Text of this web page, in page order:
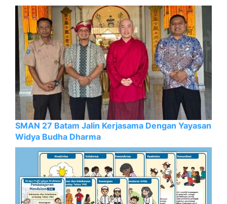
SMAN 27 Batam Jalin Kerjasama Dengan Yayasan
Widya Budha Dharma